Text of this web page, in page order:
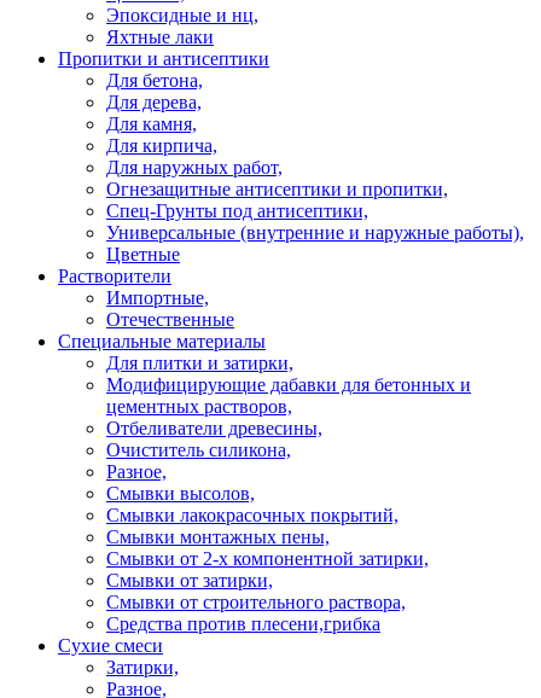
Эпоксидные и нц,
Яхтные лаки
Пропитки и антисептики
Для бетона,
Для дерева,
Для камня,
Для кирпича,
Для наружных работ,
Огнезащитные антисептики и пропитки,
Спец-Грунты под антисептики,
Универсальные (внутренние и наружные работы),
Цветные
Растворители
Импортные,
Отечественные
Специальные материалы
Для плитки и затирки,
Модифицирующие дабавки для бетонных и
цементных растворов,
Отбеливатели древесины,
Очиститель силикона,
Разное,
Смывки высолов,
Смывки лакокрасочных покрытий,
Смывки монтажных пены,
Смывки от 2-х компонентной затирки,
Смывки от затирки,
Смывки от строительного раствора,
Средства против плесени,грибка
Сухие смеси
Затирки,
Разное,